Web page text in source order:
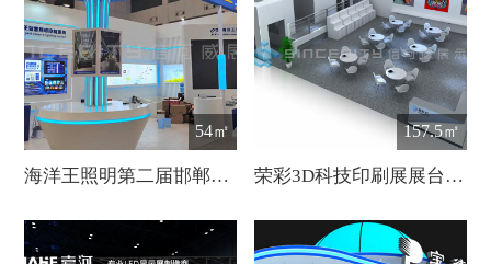
54㎡
海洋王照明第二届邯郸钢铁展洽会展台设计
157.5㎡
荣彩3D科技印刷展展台设计